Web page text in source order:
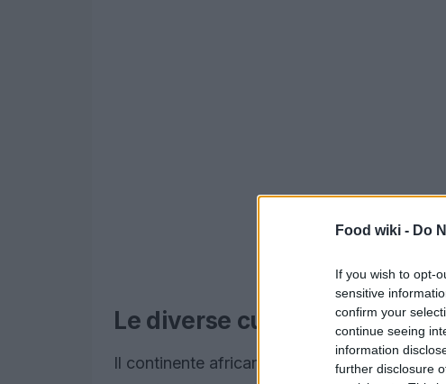
Food wiki - Do
If you wish to opt-
sensitive
confirm your
continue seeing
information
further disclosure
Le diverse cucine africane e
Il continente africano rappresenta un